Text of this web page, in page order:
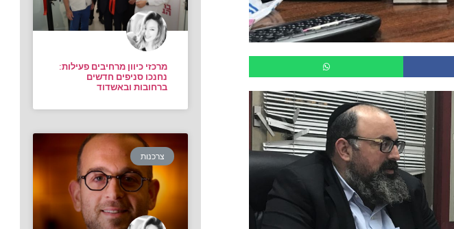
מרכזי כיוון מרחיבים פעילות:
נחנכו סניפים חדשים
ברחובות ובאשדוד
צרכנות